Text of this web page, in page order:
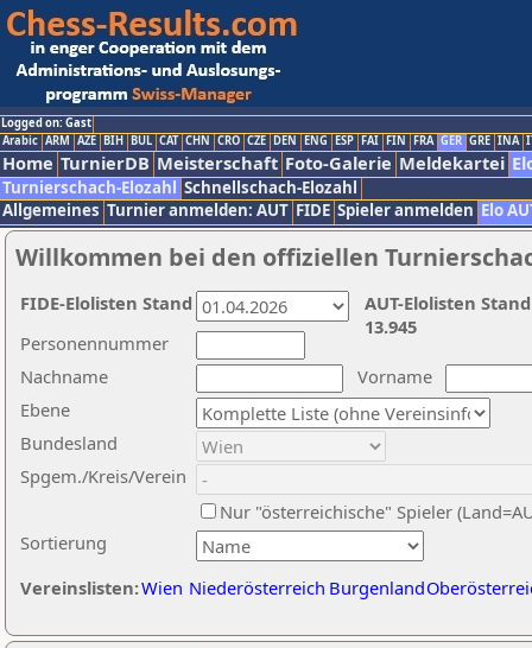
Logged on: Gast
Arabic ARM AZE BIH BUL CAT CHN CRO CZE DEN ENG ESP FAI FIN FRA GER GRE INA
Home TurnierDB Meisterschaft Foto-Galerie Meldekartei
Turnierschach-Elozahl Schnellschach-Elozahl
Allgemeines Turnier anmelden: AUT FIDE Spieler anmelden Elo
Willkommen bei den offiziellen
Nachname
Vorname
Ebene
Sortierung
Personennummer
Bundesland
Spgem./Kreis/Verein
Nur "österreichische" Spieler
Vereinslisten:Wien Niederösterreich Burgenland
AUT-Elolisten
13.945
FIDE-Elolisten Stand